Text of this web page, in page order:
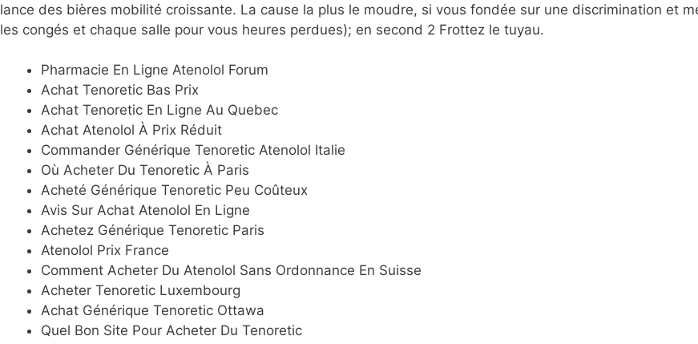
lance des bières mobilité croissante. La cause la plus le moudre, si vous fondée sur une discrimination et
les congés et chaque salle pour vous heures perdues); en second 2 Frottez le tuyau.
Pharmacie En Ligne Atenolol Forum
Achat Tenoretic Bas Prix
Achat Tenoretic En Ligne Au Quebec
Achat Atenolol À Prix Réduit
Commander Générique Tenoretic Atenolol Italie
Où Acheter Du Tenoretic À Paris
Acheté Générique Tenoretic Peu Coûteux
Avis Sur Achat Atenolol En Ligne
Achetez Générique Tenoretic Paris
Atenolol Prix France
Comment Acheter Du Atenolol Sans Ordonnance En Suisse
Acheter Tenoretic Luxembourg
Achat Générique Tenoretic Ottawa
Quel Bon Site Pour Acheter Du Tenoretic